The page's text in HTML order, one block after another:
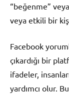
“beğenme”
veya etkili bir
Facebook
çıkardığı bir
ifadeler,
yardımcı olur.